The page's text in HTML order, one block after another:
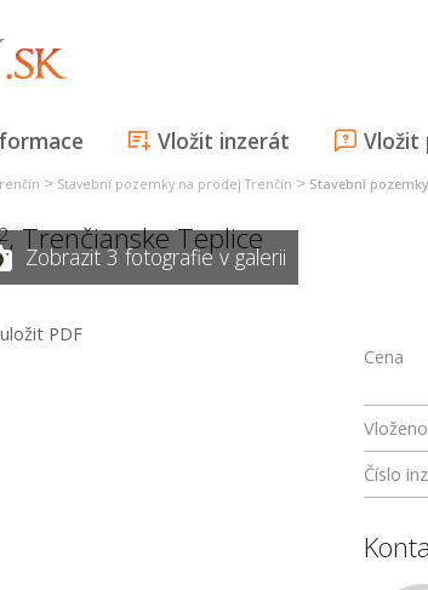
Vložit inzerát Vložit
> Stavební pozemky na prodej Trenčín > Stavební
2,Trenčianske Teplice
Zobrazit 3 fotografie v galerii
uložit PDF
Cena
Vloženo
Číslo